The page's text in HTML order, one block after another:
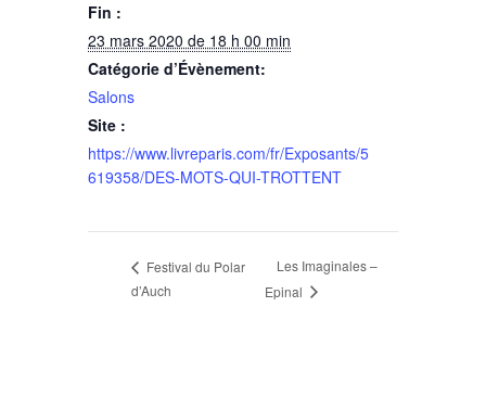
Fin :
23 mars 2020 de 18 h 00 min
Catégorie d’Évènement:
Salons
Site :
https://www.livreparis.com/fr/Exposants/5
619358/DES-MOTS-QUI-TROTTENT
Festival du Polar
d’Auch
Les Imaginales –
Epinal